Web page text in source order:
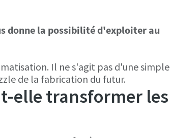
donne la possibilité d'exploiter au
Il ne s'agit pas d'une simple
de la fabrication du futur.
elle transformer les